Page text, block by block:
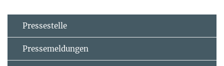
Pressestelle
Pressemeldungen